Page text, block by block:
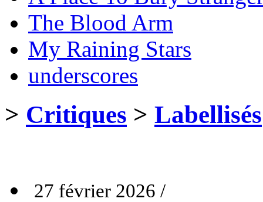
The Blood Arm
My Raining Stars
underscores
> Critiques > Labellisés
27 février 2026 /